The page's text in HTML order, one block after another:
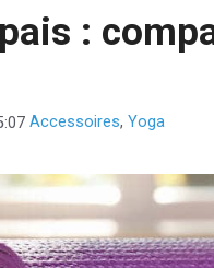
:
Catégories
Accessoires, Yoga